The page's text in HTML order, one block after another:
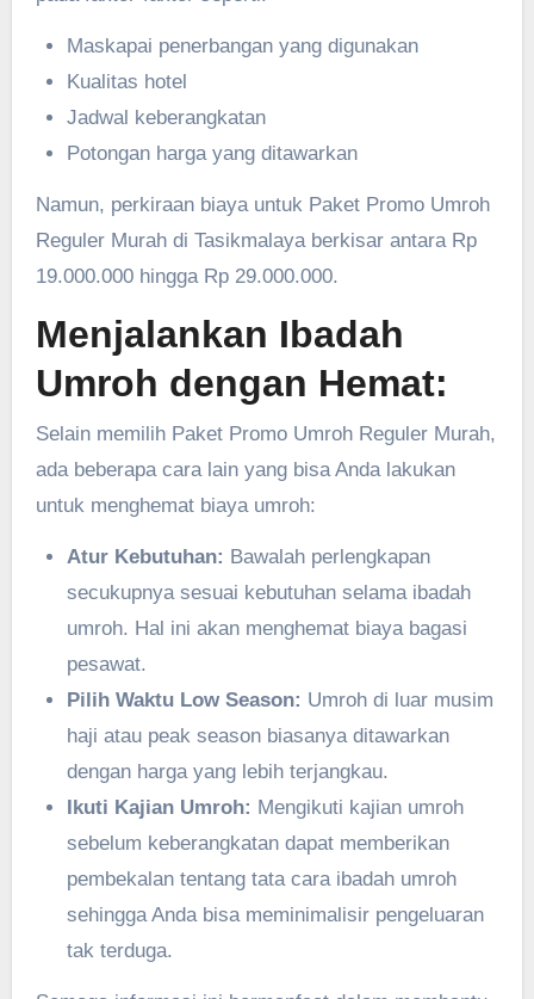
Maskapai penerbangan yang digunakan
Kualitas hotel
Jadwal keberangkatan
Potongan harga yang ditawarkan
Namun, perkiraan biaya untuk Paket Promo Umroh
Reguler Murah di Tasikmalaya berkisar antara Rp
19.000.000 hingga Rp 29.000.000.
Menjalankan Ibadah
Umroh dengan Hemat:
Selain memilih Paket Promo Umroh Reguler Murah,
ada beberapa cara lain yang bisa Anda lakukan
untuk menghemat biaya umroh:
Atur Kebutuhan: Bawalah perlengkapan
secukupnya sesuai kebutuhan selama ibadah
umroh. Hal ini akan menghemat biaya bagasi
pesawat.
Pilih Waktu Low Season: Umroh di luar musim
haji atau peak season biasanya ditawarkan
dengan harga yang lebih terjangkau.
Ikuti Kajian Umroh: Mengikuti kajian umroh
sebelum keberangkatan dapat memberikan
pembekalan tentang tata cara ibadah umroh
sehingga Anda bisa meminimalisir pengeluaran
tak terduga.